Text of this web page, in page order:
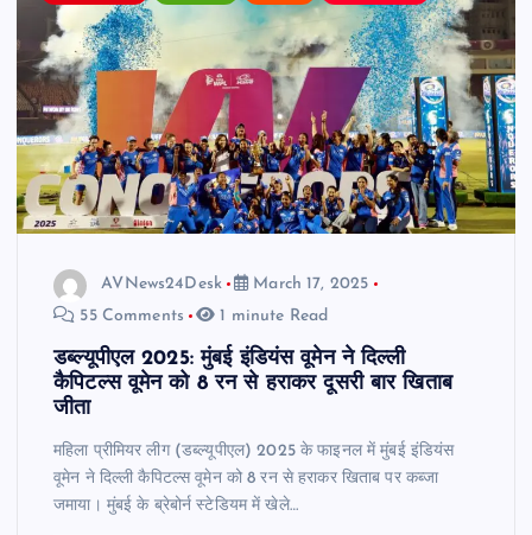
AVNews24Desk
March 17, 2025
55 Comments
1 minute Read
डब्ल्यूपीएल 2025: मुंबई इंडियंस वूमेन ने दिल्ली
कैपिटल्स वूमेन को 8 रन से हराकर दूसरी बार खिताब
जीता
महिला प्रीमियर लीग (डब्ल्यूपीएल) 2025 के फाइनल में मुंबई इंडियंस
वूमेन ने दिल्ली कैपिटल्स वूमेन को 8 रन से हराकर खिताब पर कब्जा
जमाया। मुंबई के ब्रेबोर्न स्टेडियम में खेले…